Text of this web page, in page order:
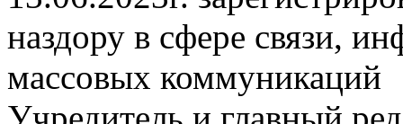
наздору в сфере связи,
массовых коммуникаций